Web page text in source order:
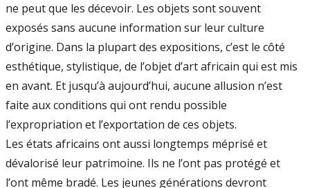
ne peut que les décevoir. Les objets sont souvent
exposés sans aucune information sur leur culture
d’origine. Dans la plupart des expositions, c’est le côté
esthétique, stylistique, de l’objet d’art africain qui est mis
en avant. Et jusqu’à aujourd’hui, aucune allusion n’est
faite aux conditions qui ont rendu possible
l’expropriation et l’exportation de ces objets.
Les états africains ont aussi longtemps méprisé et
dévalorisé leur patrimoine. Ils ne l’ont pas protégé et
l’ont même bradé. Les jeunes générations devront